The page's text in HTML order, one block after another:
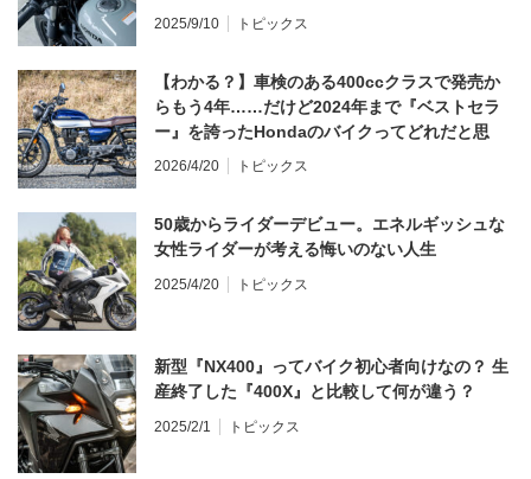
2025/9/10 トピックス
【わかる？】車検のある400ccクラスで発売か
らもう4年……だけど2024年まで『ベストセラ
ー』を誇ったHondaのバイクってどれだと思
う？
2026/4/20 トピックス
50歳からライダーデビュー。エネルギッシュな
女性ライダーが考える悔いのない人生
2025/4/20 トピックス
新型『NX400』ってバイク初心者向けなの？ 生
産終了した『400X』と比較して何が違う？
2025/2/1 トピックス